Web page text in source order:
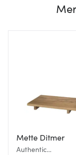
Mette Ditmer
Authentic